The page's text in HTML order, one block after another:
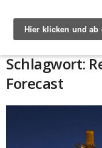
Schlagwort:
Forecast